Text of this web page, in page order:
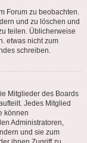
Forum zu beobachten.
und zu löschen und
teilen. Üblicherweise
etwas nicht zum
schreiben.
Mitglieder des Boards
Jedes Mitglied
können
Administratoren,
und sie zum